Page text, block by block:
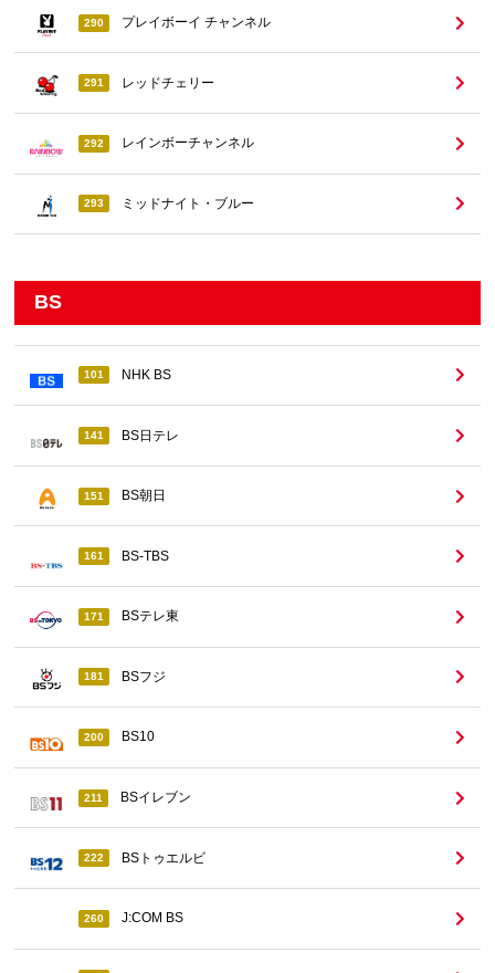
290 プレイボーイ チャンネル
291 レッドチェリー
292 レインボーチャンネル
293 ミッドナイト・ブルー
BS
101 NHK BS
141 BS日テレ
151 BS朝日
161 BS-TBS
171 BSテレ東
181 BSフジ
200 BS10
211 BSイレブン
222 BSトゥエルビ
260 J:COM BS